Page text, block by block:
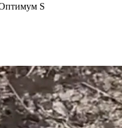
S